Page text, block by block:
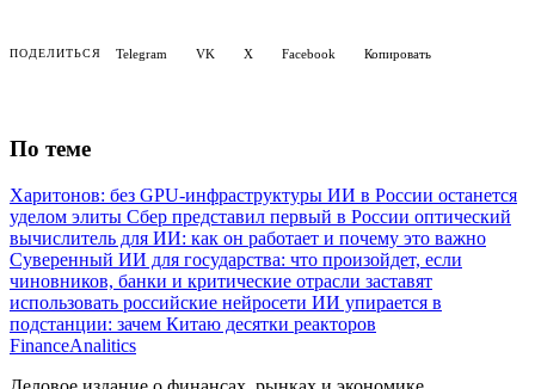
Харитонов: без GPU-инфраструктуры ИИ в России останется
уделом элиты Сбер представил первый в России оптический
вычислитель для ИИ: как он работает и почему это важно
Суверенный ИИ для государства: что произойдет, если
чиновников, банки и критические отрасли заставят
использовать российские нейросети ИИ упирается в
подстанции: зачем Китаю десятки реакторов
Finance